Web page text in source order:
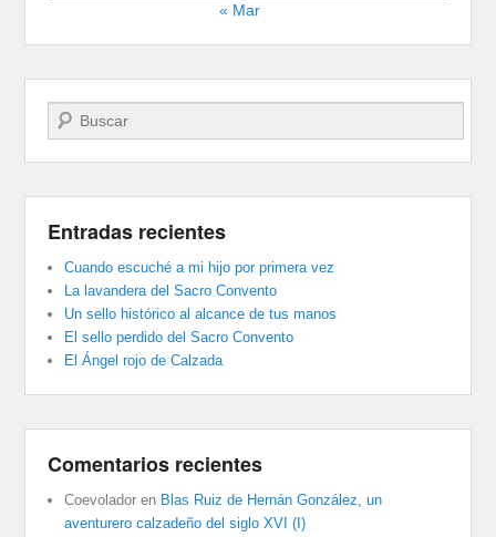
« Mar
Buscar
Entradas recientes
Cuando escuché a mi hijo por primera vez
La lavandera del Sacro Convento
Un sello histórico al alcance de tus manos
El sello perdido del Sacro Convento
El Ángel rojo de Calzada
Comentarios recientes
Coevolador en Blas Ruiz de Hernán González, un
aventurero calzadeño del siglo XVI (I)